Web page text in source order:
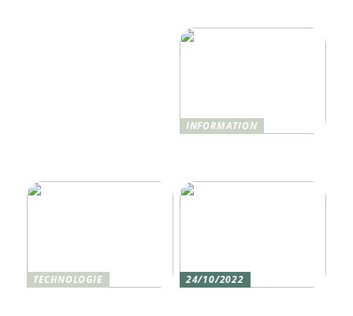
INFORMATION
TECHNOLOGIE 24/10/2022